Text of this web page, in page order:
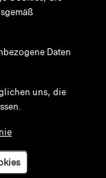
Daten
uns, die